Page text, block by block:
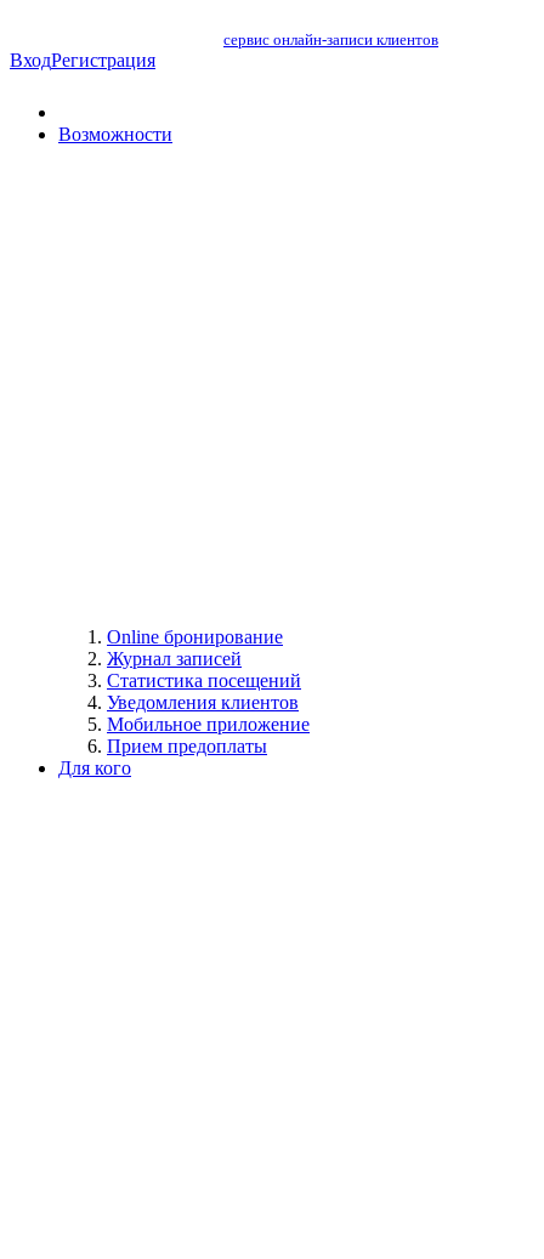
сервис онлайн-записи клиентов
ВходРегистрация
Возможности
Online бронирование
Журнал записей
Статистика посещений
Уведомления клиентов
Мобильное приложение
Прием предоплаты
Для кого